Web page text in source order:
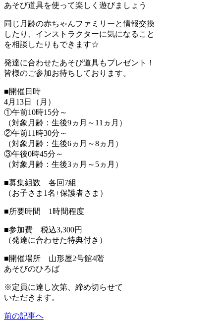
あそび道具を使って楽しく遊びましょう
同じ月齢の赤ちゃんファミリーと情報交換
したり、インストラクターに気になること
を相談したりもできます☆
発達に合わせたあそび道具もプレゼント！
皆様のご参加お待ちしております。
■開催日時
4月13日（月）
①午前10時15分～
（対象月齢：生後9ヵ月～11ヵ月）
②午前11時30分～
（対象月齢：生後6ヵ月～8ヵ月）
③午後0時45分～
（対象月齢：生後3ヵ月～5ヵ月）
■募集組数 各回7組
（お子さま1名+保護者さま）
■所要時間 1時間程度
■参加費 税込3,300円
（発達に合わせた特典付き）
■開催場所 山形屋2号館4階
あそびのひろば
※定員に達し次第、締め切らせて
いただきます。
前の記事へ